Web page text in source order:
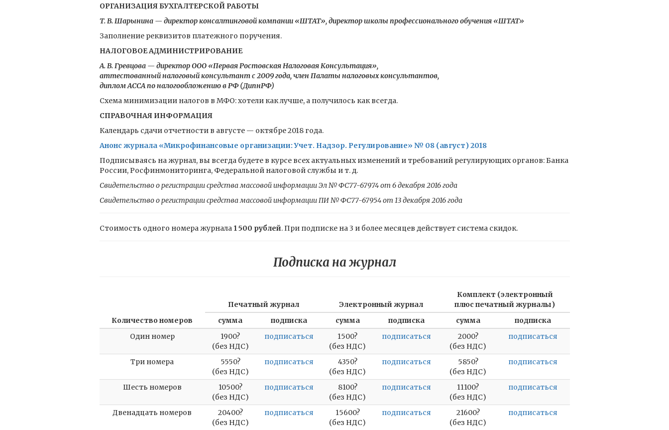
ОРГАНИЗАЦИЯ БУХГАЛТЕРСКОЙ РАБОТЫ
Т. В. Шарынина — директор консалтинговой компании «ШТАТ»,директор школы профессионального обучения «ШТАТ»
Заполнение реквизитов платежного поручения.
НАЛОГОВОЕ АДМИНИСТРИРОВАНИЕ
А. В. Гревцова — директор ООО «Первая Ростовская Налоговая Консультация»,
аттестованный налоговый консультант с 2009 года, член Палаты налоговых консультантов,
диплом АССА по налогообложению в РФ (ДипнРФ)
Схема минимизации налогов в МФО: хотели как лучше, а получилось как всегда.
СПРАВОЧНАЯ ИНФОРМАЦИЯ
Календарь сдачи отчетности в августе — октябре 2018 года.
Анонс журнала «Микрофинансовые организации: Учет. Надзор. Регулирование» № 08 (август) 2018
Подписываясь на журнал, вы всегда будете в курсе всех актуальных изменений и требований регулирующих органов: Банка
России, Росфинмониторинга, Федеральной налоговой службы и т. д.
Свидетельство о регистрации средства массовой информации Эл № ФС77-67974 от 6 декабря 2016 года
Свидетельство о регистрации средства массовой информации ПИ № ФС77-67954 от 13 декабря 2016 года
Стоимость одного номера журнала 1 500 рублей. При подписке на 3 и более месяцев действует система скидок.
Подписка на журнал
Количество номеров
Печатный журнал Электронный журнал
Комплект (электронный
плюс печатный журналы)
сумма
подписка сумма подписка сумма
подписка
Один номер
1900?
(без НДС)
подписаться
1500?
(без НДС)
подписаться
2000?
(без НДС)
подписаться
Три номера
5550?
(без НДС)
подписаться
4350?
(без НДС)
подписаться
5850?
(без НДС)
подписаться
Шесть номеров
10500?
(без НДС)
подписаться
8100?
(без НДС)
подписаться
11100?
(без НДС)
подписаться
Двенадцать номеров
20400?
(без НДС)
подписаться
15600?
(без НДС)
подписаться
21600?
(без НДС)
подписаться